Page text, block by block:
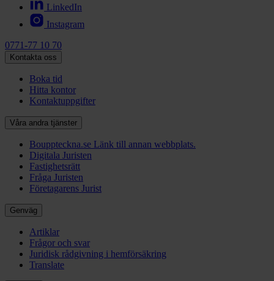
LinkedIn
Instagram
0771-77 10 70
Kontakta oss
Boka tid
Hitta kontor
Kontaktuppgifter
Våra andra tjänster
Bouppteckna.se Länk till annan webbplats.
Digitala Juristen
Fastighetsrätt
Fråga Juristen
Företagarens Jurist
Genväg
Artiklar
Frågor och svar
Juridisk rådgivning i hemförsäkring
Translate